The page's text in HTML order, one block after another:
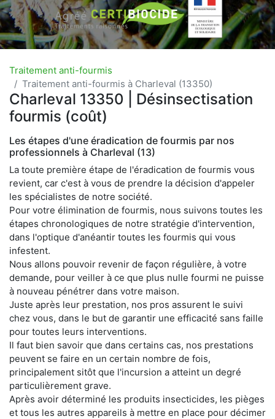
Traitement anti-fourmis
Traitement anti-fourmis à Charleval (13350)
Charleval 13350 | Désinsectisation
fourmis (coût)
Les étapes d'une éradication de fourmis par nos
professionnels à Charleval (13)
La toute première étape de l'éradication de fourmis vous
revient, car c'est à vous de prendre la décision d'appeler
les spécialistes de notre société.
Pour votre élimination de fourmis, nous suivons toutes les
étapes chronologiques de notre stratégie d'intervention,
dans l'optique d'anéantir toutes les fourmis qui vous
infestent.
Nous allons pouvoir revenir de façon régulière, à votre
demande, pour veiller à ce que plus nulle fourmi ne puisse
à nouveau pénétrer dans votre maison.
Juste après leur prestation, nos pros assurent le suivi
chez vous, dans le but de garantir une efficacité sans faille
pour toutes leurs interventions.
Il faut bien savoir que dans certains cas, nos prestations
peuvent se faire en un certain nombre de fois,
principalement sitôt que l'incursion a atteint un degré
particulièrement grave.
Après avoir déterminé les produits insecticides, les pièges
et tous les autres appareils à mettre en place pour décimer